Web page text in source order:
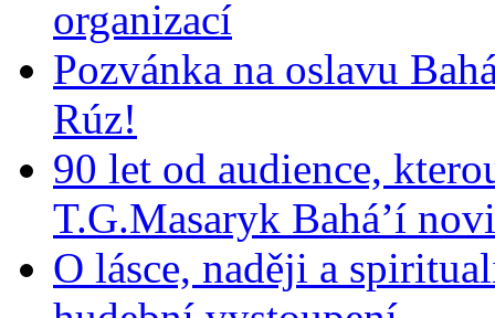
organizací
Pozvánka na oslavu
Rúz!
90 let od audience,
T.G.Masaryk Bahá’í
O lásce, naději a